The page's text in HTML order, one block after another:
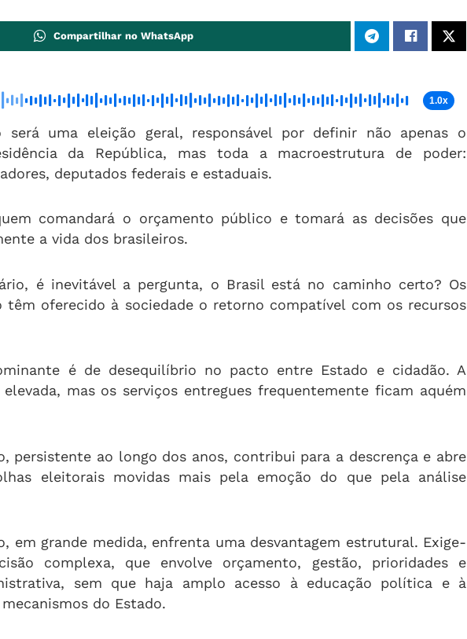
Compartilhar no WhatsApp
1.0x
uma eleição geral, responsável por definir não apenas o
da República, mas toda a macroestrutura de poder:
deputados federais e estaduais.
comandará o orçamento público e tomará as decisões que
a vida dos brasileiros.
é inevitável a pergunta, o Brasil está no caminho certo? Os
têm oferecido à sociedade o retorno compatível com os recursos
é de desequilíbrio no pacto entre Estado e cidadão. A
mas os serviços entregues frequentemente ficam aquém
persistente ao longo dos anos, contribui para a descrença e abre
eleitorais movidas mais pela emoção do que pela análise
em grande medida, enfrenta uma desvantagem estrutural. Exige-
complexa, que envolve orçamento, gestão, prioridades e
sem que haja amplo acesso à educação política e à
do Estado.